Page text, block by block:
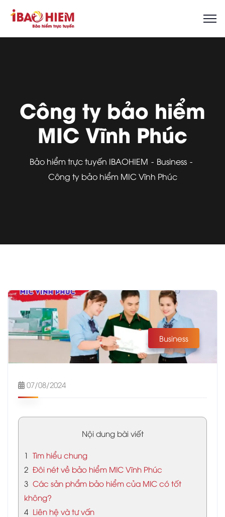
Công ty bảo hiểm
MIC Vĩnh Phúc
Bảo hiểm trực tuyến IBAOHIEM
Business
Công ty bảo hiểm MIC Vĩnh Phúc
Business
07/08/2024
Nội dung bài viết
1 Tìm hiểu chung
2 Đôi nét về bảo hiểm MIC Vĩnh Phúc
3 Các sản phẩm bảo hiểm của MIC có tốt
không?
4 Liên hệ và tư vấn